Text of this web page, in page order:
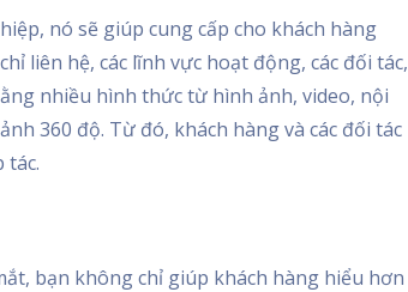
nó sẽ giúp cung cấp cho khách hàng
liên hệ, các lĩnh vực hoạt động, các đối tác,
nhiều hình thức từ hình ảnh, video, nội
360 độ. Từ đó, khách hàng và các đối tác
tác.
bạn không chỉ giúp khách hàng hiểu hơn